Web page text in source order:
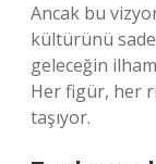
Ancak bu
kültürünü
geleceğin
Her figür, her
taşıyor.